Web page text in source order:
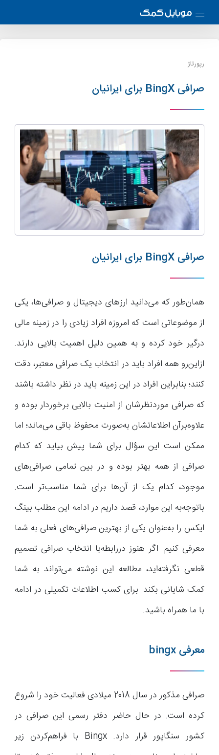
رپورتاژ
صرافی BingX برای ایرانیان
صرافی BingX برای ایرانیان
همان‌طور که می‌دانید ارز‌های دیجیتال و صرافی‌ها، یکی
از موضوعاتی است که امروزه افراد زیادی را در زمینه مالی
درگیر خود کرده و به همین دلیل اهمیت بالایی دارند.
ازاین‌رو همه افراد باید در انتخاب یک صرافی معتبر، دقت
کنند؛ بنابراین افراد در این زمینه باید در نظر داشته باشند
که صرافی موردنظرشان از امنیت بالایی برخوردار بوده و
علاوه‌برآن اطلاعاتشان به‌صورت محفوظ باقی می‌ماند؛ اما
ممکن است این سؤال برای شما پیش بیاید که کدام
صرافی از همه بهتر بوده و در بین تمامی صرافی‌های
موجود، کدام یک از آن‌ها برای شما مناسب‌تر است.
باتوجه‌به این موارد، قصد داریم در ادامه این مطلب بینگ
ایکس را به‌عنوان یکی از بهترین صرافی‌های فعلی به شما
معرفی کنیم. اگر هنوز دررابطه‌با انتخاب صرافی تصمیم
قطعی نگرفته‌اید، مطالعه این نوشته می‌تواند به شما
کمک شایانی بکند. برای کسب اطلاعات تکمیلی در ادامه
با ما همراه باشید.
معرفی bingx
صرافی مذکور در سال 2018 میلادی فعالیت خود را شروع
کرده است. در حال حاضر دفتر رسمی این صرافی در
کشور سنگاپور قرار دارد. Bingx با فراهم‌کردن زیر